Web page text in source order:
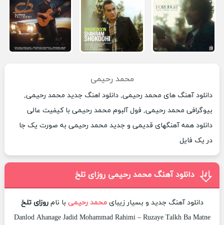
محمد رحیمی
دانلود آهنگ های محمد رحیمی, دانلود اهنگ جدید محمد رحیمی,
بیوگرافی محمد رحیمی, فول آلبوم محمد رحیمی با کیفیت عالی
دانلود همه آهنگهای قدیمی و جدید محمد رحیمی به صورت یک جا
در یک فایل
دانلود آهنگ محمد رحیمی روزای تلخ
دانلود آهنگ جدید و بسیار زیبایمحمد رحیمی با نامروزای تلخ
Danlod Ahanage Jadid Mohammad Rahimi – Ruzaye Talkh Ba Matne